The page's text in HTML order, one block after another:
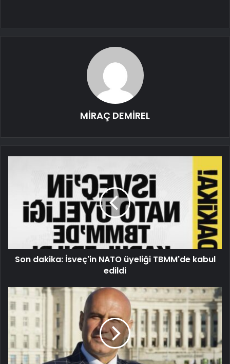
MİRAÇ DEMİREL
Son dakika: İsveç'in NATO üyeliği TBMM'de kabul
edildi